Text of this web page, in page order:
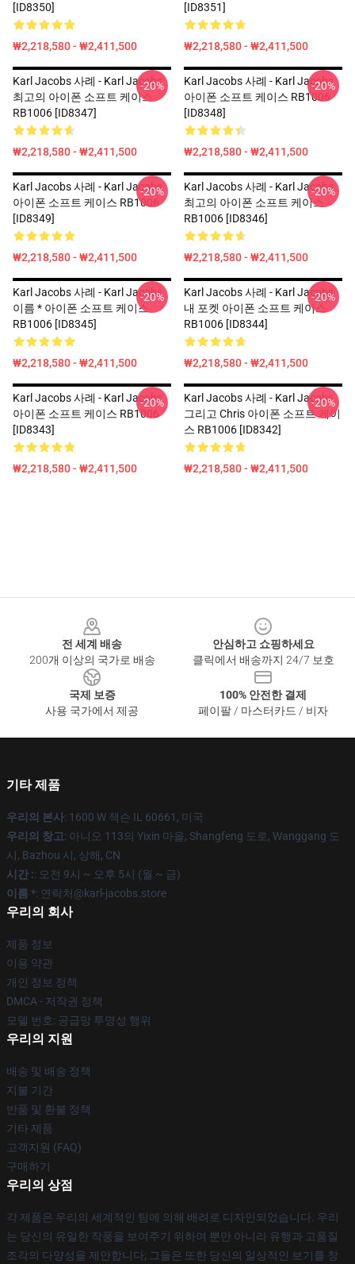
[ID8350]
₩2,218,580 - ₩2,411,500
[ID8351]
₩2,218,580 - ₩2,411,500
Karl Jacobs 사례 - Karl Jacobs
최고의 아이폰 소프트 케이스
RB1006 [ID8347]
₩2,218,580 - ₩2,411,500
-20%
Karl Jacobs 사례 - Karl Jacobs
아이폰 소프트 케이스 RB1006
[ID8348]
₩2,218,580 - ₩2,411,500
-20%
Karl Jacobs 사례 - Karl Jacobs
아이폰 소프트 케이스 RB1006
[ID8349]
₩2,218,580 - ₩2,411,500
-20%
Karl Jacobs 사례 - Karl Jacobs
최고의 아이폰 소프트 케이스
RB1006 [ID8346]
₩2,218,580 - ₩2,411,500
-20%
Karl Jacobs 사례 - Karl Jacobs
이름 * 아이폰 소프트 케이스
RB1006 [ID8345]
₩2,218,580 - ₩2,411,500
-20%
Karl Jacobs 사례 - Karl Jacobs
내 포켓 아이폰 소프트 케이스
RB1006 [ID8344]
₩2,218,580 - ₩2,411,500
-20%
Karl Jacobs 사례 - Karl Jacobs
아이폰 소프트 케이스 RB1006
[ID8343]
₩2,218,580 - ₩2,411,500
-20%
Karl Jacobs 사례 - Karl Jacobs
그리고 Chris 아이폰 소프트 케이
스 RB1006 [ID8342]
₩2,218,580 - ₩2,411,500
-20%
전 세계 배송
200개 이상의 국가로 배송
안심하고 쇼핑하세요
클릭에서 배송까지 24/7 보호
국제 보증
사용 국가에서 제공
100% 안전한 결제
페이팔 / 마스터카드 / 비자
기타 제품
우리의 본사: 1600 W 잭슨 IL 60661, 미국
우리의 창고: 아니오 113의 Yixin 마을, Shangfeng 도로, Wanggang 도
시, Bazhou 시, 상해, CN
시간 :: 오전 9시 ~ 오후 5시 (월 ~ 금)
이름 *: 연락처@karl-jacobs.store
우리의 회사
제품 정보
이용 약관
개인 정보 정책
DMCA - 저작권 정책
모델 번호: 공급망 투명성 행위
우리의 지원
배송 및 배송 정책
지불 기간
반품 및 환불 정책
기타 제품
고객지원 (FAQ)
구매하기
우리의 상점
각 제품은 우리의 세계적인 팀에 의해 배려로 디자인되었습니다. 우리
는 당신의 유일한 작풍을 보여주기 위하여 뿐만 아니라 유행과 고품질
조각의 다양성을 제안합니다; 그들은 또한 당신의 일상적인 보기를 창